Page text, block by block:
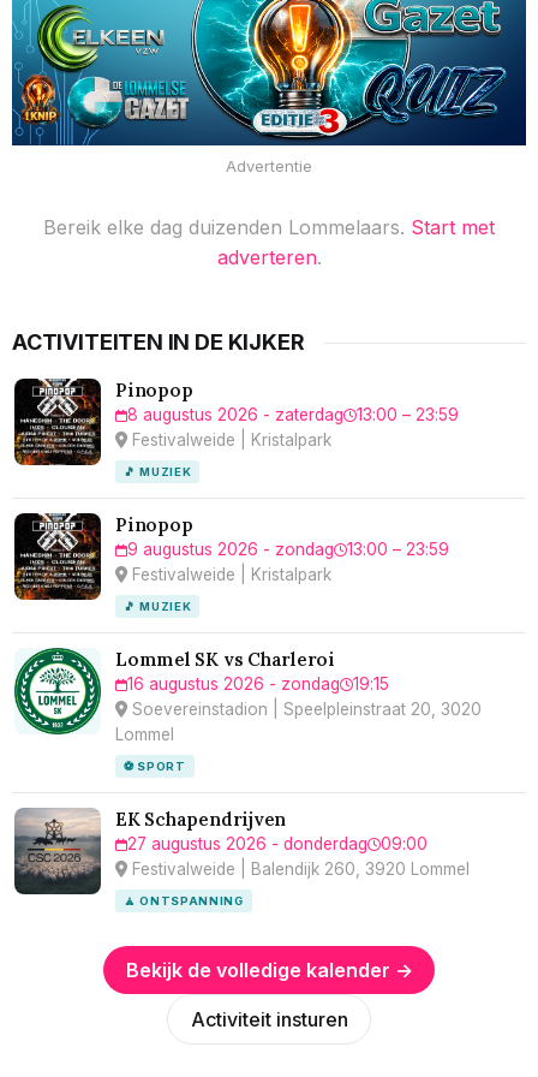
Advertentie
Bereik elke dag duizenden Lommelaars. Start met
adverteren.
ACTIVITEITEN IN DE KIJKER
Pinopop
8 augustus 2026 - zaterdag
13:00 – 23:59
Festivalweide | Kristalpark
🎵 MUZIEK
Pinopop
9 augustus 2026 - zondag
13:00 – 23:59
Festivalweide | Kristalpark
🎵 MUZIEK
Lommel SK vs Charleroi
16 augustus 2026 - zondag
19:15
Soevereinstadion | Speelpleinstraat 20, 3020
Lommel
⚽ SPORT
EK Schapendrijven
27 augustus 2026 - donderdag
09:00
Festivalweide | Balendijk 260, 3920 Lommel
🧘 ONTSPANNING
Bekijk de volledige kalender →
Activiteit insturen